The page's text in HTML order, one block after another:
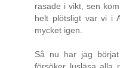
rasade i vikt, sen
helt plötsligt var vi i
mycket igen.
Så nu har jag